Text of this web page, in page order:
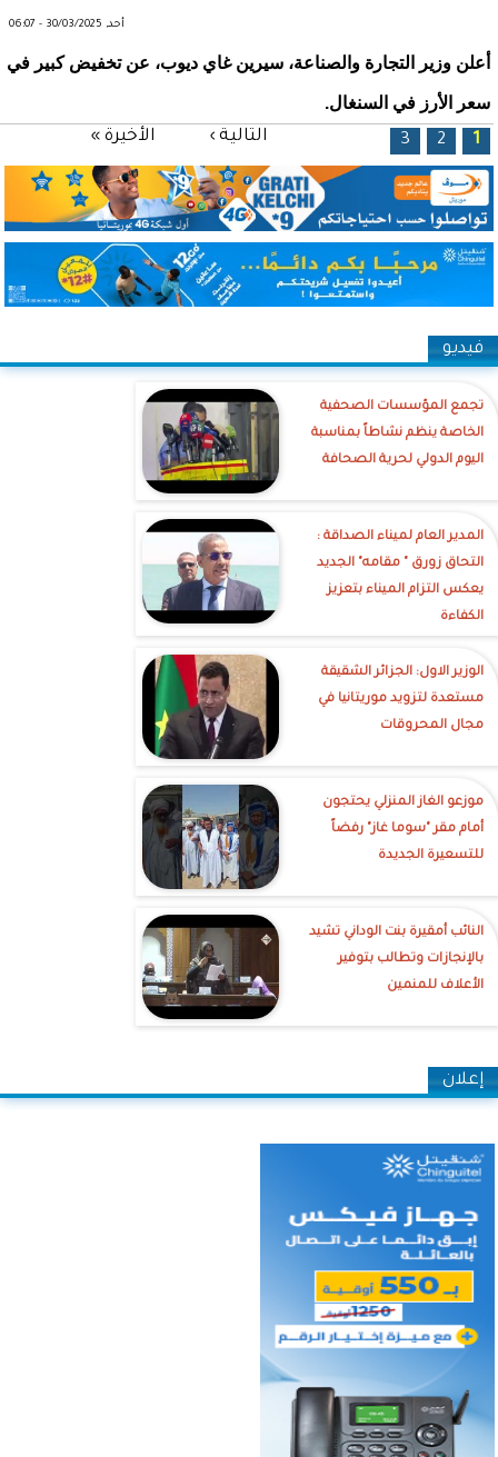
أحد, 30/03/2025 - 06:07
أعلن وزير التجارة والصناعة، سيرين غاي ديوب، عن تخفيض كبير في
سعر الأرز في السنغال.
الصفحات
1
2
3 التالية › الأخيرة »
فيديو
تجمع المؤسسات الصحفية
الخاصة ينظم نشاطاً بمناسبة
اليوم الدولي لحرية الصحافة
‎المدير العام لميناء الصداقة :
التحاق زورق " مقامه" الجديد
يعكس التزام الميناء بتعزيز
الكفاءة
الوزير الاول: الجزائر الشقيقة
مستعدة لتزويد موريتانيا في
مجال المحروقات
موزعو الغاز المنزلي يحتجون
أمام مقر "سوما غاز" رفضاً
للتسعيرة الجديدة
النائب أمقيرة بنت الوداني تشيد
بالإنجازات وتطالب بتوفير
الأعلاف للمنمين
إعلان